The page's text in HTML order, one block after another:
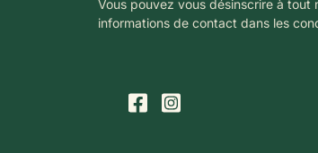
Vous pouvez vous désinscrire à tout
informations de contact dans les